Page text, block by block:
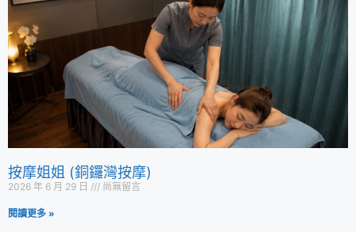
按摩姐姐 (銅鑼灣按摩)
2026 年 6 月 29 日 尚無留言
閱讀更多 »